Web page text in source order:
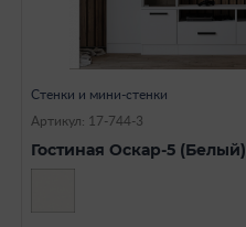
Стенки и мини-стенки
Артикул: 17-744-3
Гостиная Оскар-5 (Белый)